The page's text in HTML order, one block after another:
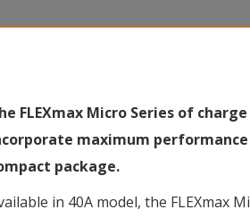
FLEXmax Micro Series of
maximum
package.
in 40A model, the FLEXmax